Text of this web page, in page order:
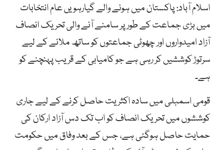
اسلام آباد: پاکستان میں ہونے والے گیارہویں عام انتخابات
میں بڑی جماعت کے طور پر سامنے آنے والی تحریک انصاف
آزاد امیدواروں اور چھوٹی جماعتوں کو ساتھ ملانے کے لیے
سرتوڑ کوششیں کر رہی ہے جو کامیابی کے قریب پہنچنے کو
ہے۔
قومی اسمبلی میں سادہ اکثریت حاصل کرنے کے لیے جاری
کوششوں میں تحریک انصاف کو اب تک دس آزاد ارکان کی
حمایت حاصل ہوگئی ہے، جس کے بعد وفاق میں حکومت